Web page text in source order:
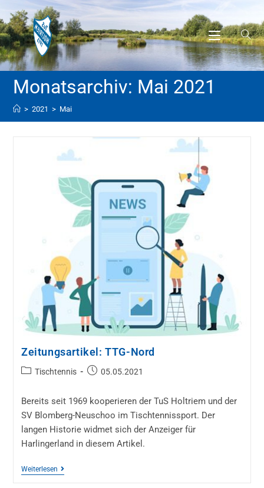
Monatsarchiv: Mai 2021
> 2021 > Mai
Zeitungsartikel: TTG-Nord
Tischtennis 05.05.2021
Bereits seit 1969 kooperieren der TuS Holtriem und der
SV Blomberg-Neuschoo im Tischtennissport. Der
langen Historie widmet sich der Anzeiger für
Harlingerland in diesem Artikel.
Weiterlesen